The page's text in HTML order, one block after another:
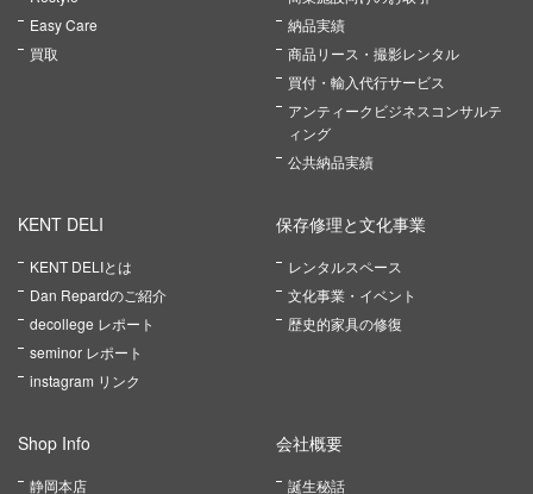
Easy Care
買取
納品実績
商品リース・撮影レンタル
買付・輸入代行サービス
アンティークビジネスコンサルテ
ィング
公共納品実績
KENT DELI
KENT DELIとは
Dan Repardのご紹介
decollege レポート
seminor レポート
instagram リンク
保存修理と文化事業
レンタルスペース
文化事業・イベント
歴史的家具の修復
Shop Info
静岡本店
会社概要
誕生秘話